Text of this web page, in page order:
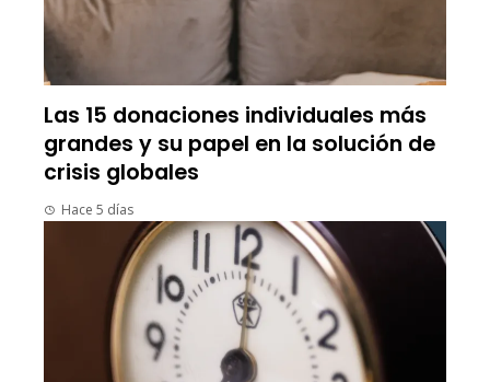
Las 15 donaciones individuales más
grandes y su papel en la solución de
crisis globales
Hace 5 días